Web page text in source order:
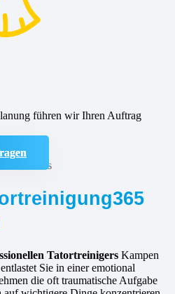
führen wir Ihren Auftrag
Tatortreinigers Kampen
Sie in einer emotional
die oft traumatische Aufgabe